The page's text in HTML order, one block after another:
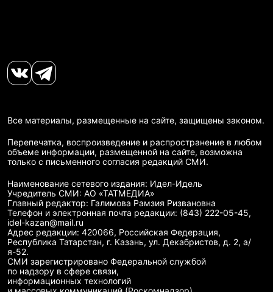
Все материалы, размещенные на сайте, защищены законом.
Перепечатка, воспроизведение и распространение в любом
объеме информации, размещенной на сайте, возможна
только с письменного согласия редакций СМИ.
Наименование сетевого издания: Идел-Идель
Учредитель СМИ: АО «ТАТМЕДИА»
Главный редактор: Галимова Рамзия Ризвановна
Телефон и электронная почта редакции: (843) 222-05-45,
idel-kazan@mail.ru
Адрес редакции: 420066, Российская Федерация,
Республика Татарстан, г. Казань, ул. Декабристов, д. 2, а/
я-52.
СМИ зарегистрировано Федеральной службой
по надзору в сфере связи,
информационных технологий